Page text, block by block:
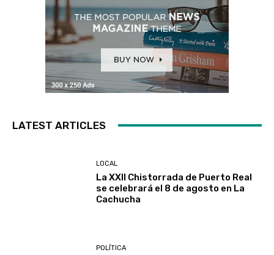
LATEST ARTICLES
LOCAL
La XXII Chistorrada de Puerto Real
se celebrará el 8 de agosto en La
Cachucha
POLÍTICA